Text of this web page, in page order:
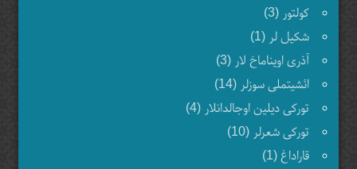
کولتور (3)
شکیل لر (1)
آذری اویناماخ لار (3)
ائشیتملی سوزلر (14)
تورکی دیلین اوجالدانلار (4)
تورکی شعرلر (10)
قاراداغ (1)